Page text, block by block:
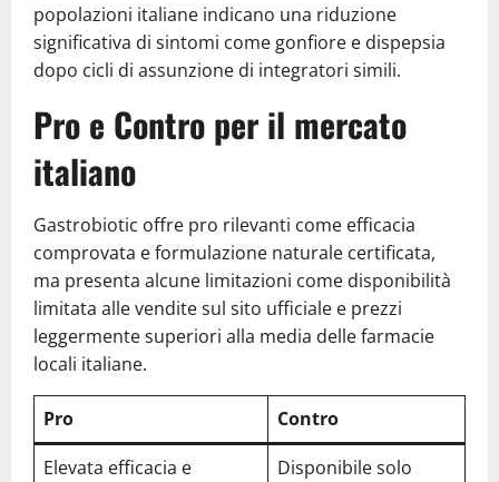
popolazioni italiane indicano una riduzione
significativa di sintomi come gonfiore e dispepsia
dopo cicli di assunzione di integratori simili.
Pro e Contro per il mercato
italiano
Gastrobiotic offre pro rilevanti come efficacia
comprovata e formulazione naturale certificata,
ma presenta alcune limitazioni come disponibilità
limitata alle vendite sul sito ufficiale e prezzi
leggermente superiori alla media delle farmacie
locali italiane.
Pro
Contro
Elevata efficacia e
Disponibile solo